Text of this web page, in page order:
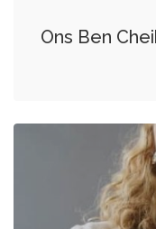
Ons Ben